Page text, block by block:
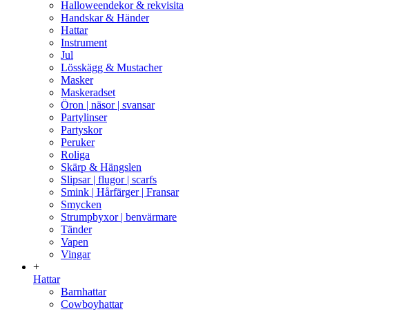
Halloweendekor & rekvisita
Handskar & Händer
Hattar
Instrument
Jul
Lösskägg & Mustacher
Masker
Maskeradset
Öron | näsor | svansar
Partylinser
Partyskor
Peruker
Roliga
Skärp & Hängslen
Slipsar | flugor | scarfs
Smink | Hårfärger | Fransar
Smycken
Strumpbyxor | benvärmare
Tänder
Vapen
Vingar
+
Hattar
Barnhattar
Cowboyhattar